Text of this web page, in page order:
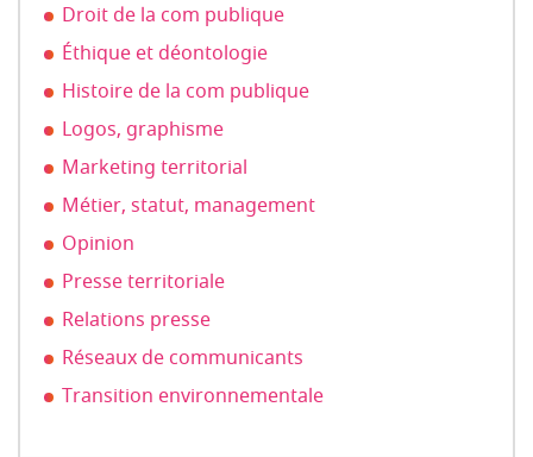
Droit de la com publique
Éthique et déontologie
Histoire de la com publique
Logos, graphisme
Marketing territorial
Métier, statut, management
Opinion
Presse territoriale
Relations presse
Réseaux de communicants
Transition environnementale